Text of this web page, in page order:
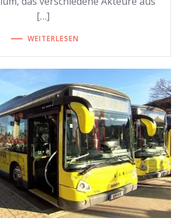
[…]
WEITERLESEN